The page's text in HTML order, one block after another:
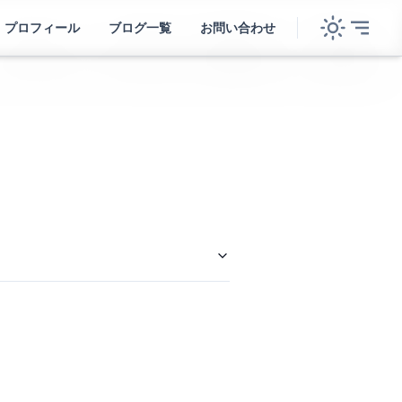
プロフィール ブログ一覧 お問い合わせ